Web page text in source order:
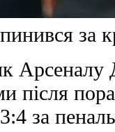
за
Арсеналу
після
за